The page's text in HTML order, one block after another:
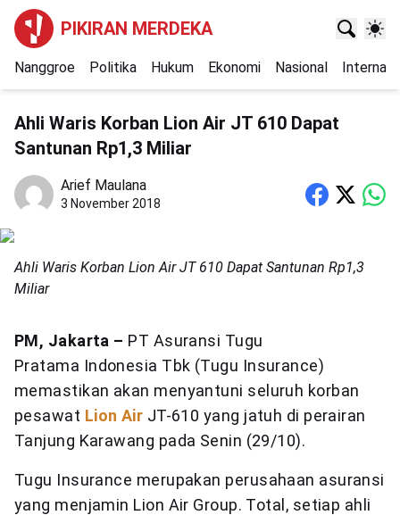
PIKIRAN MERDEKA
Nanggroe Politika Hukum Ekonomi Nasional
Ahli Waris Korban Lion Air JT 610 Dapat
Santunan Rp1,3 Miliar
Arief Maulana
3 November 2018
Ahli Waris Korban Lion Air JT 610 Dapat Santunan Rp1,3
Miliar
PM, Jakarta – PT Asuransi Tugu
Pratama Indonesia Tbk (Tugu Insurance)
memastikan akan menyantuni seluruh korban
pesawat Lion Air JT-610 yang jatuh di perairan
Tanjung Karawang pada Senin (29/10).
Tugu Insurance merupakan perusahaan asuransi
yang menjamin Lion Air Group. Total, setiap ahli